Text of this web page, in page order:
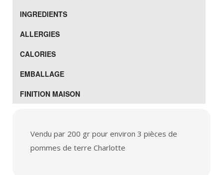
INGREDIENTS
ALLERGIES
CALORIES
EMBALLAGE
FINITION MAISON
Vendu par 200 gr pour environ 3 pièces de
pommes de terre Charlotte